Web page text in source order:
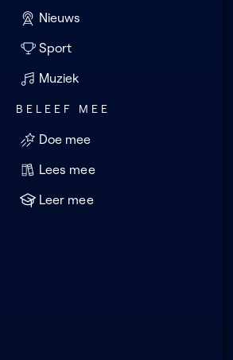
Nieuws
Sport
Muziek
BELEEF MEE
Doe mee
Lees mee
Leer mee